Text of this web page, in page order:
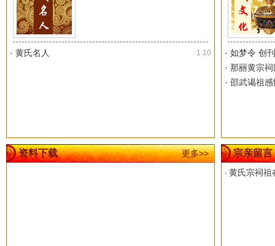
· 黄氏名人 1.10 · 如梦令 创
· 那丽黄宗
· 邵武谒祖
资料下载 更多>> 宗亲留言
· 黄氏宗祠祖